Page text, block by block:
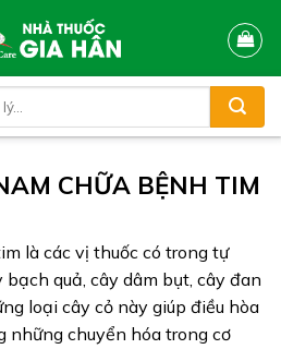
CHỮA BỆNH TIM
là các vị thuốc có trong tự
quả, cây dâm bụt, cây đan
loại cây cỏ này giúp điều hòa
những chuyển hóa trong cơ